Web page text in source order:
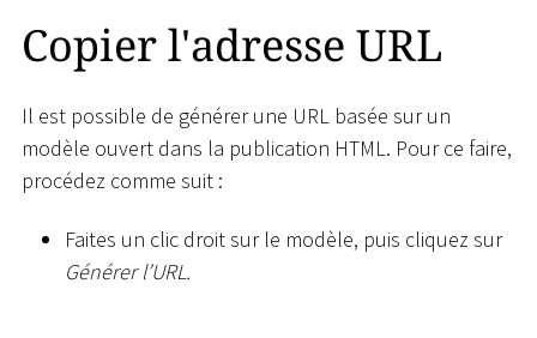
Copier l'adresse URL
Il est possible de générer une URL basée sur un
modèle ouvert dans la publication HTML. Pour ce faire,
procédez comme suit :
Faites un clic droit sur le modèle, puis cliquez sur
Générer l’URL.